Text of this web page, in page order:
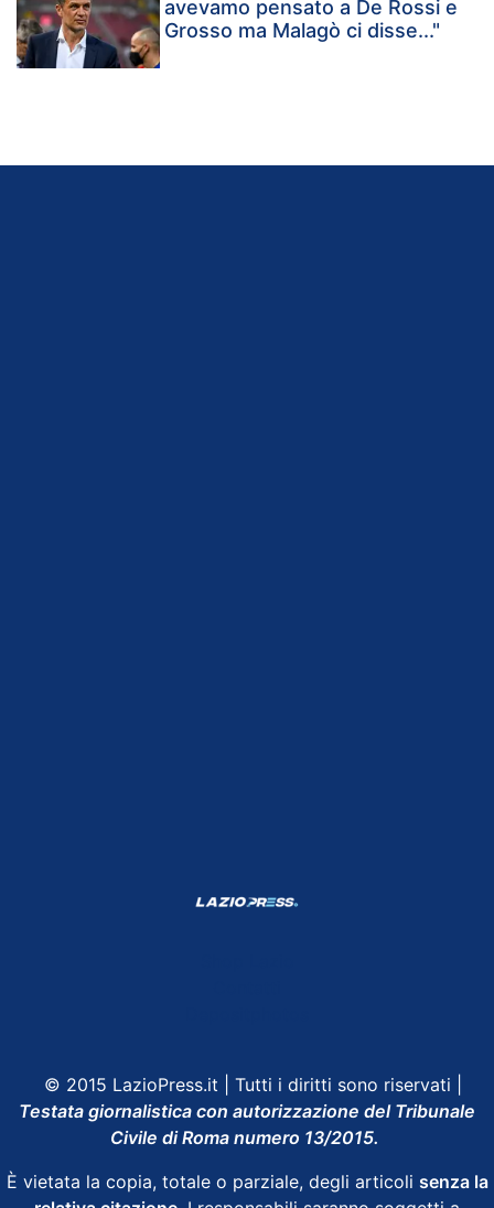
avevamo pensato a De Rossi e
Grosso ma Malagò ci disse..."
© 2015 LazioPress.it | Tutti i diritti sono riservati |
Testata giornalistica con autorizzazione del Tribunale
Civile di Roma numero 13/2015.
È vietata la copia, totale o parziale, degli articoli senza la